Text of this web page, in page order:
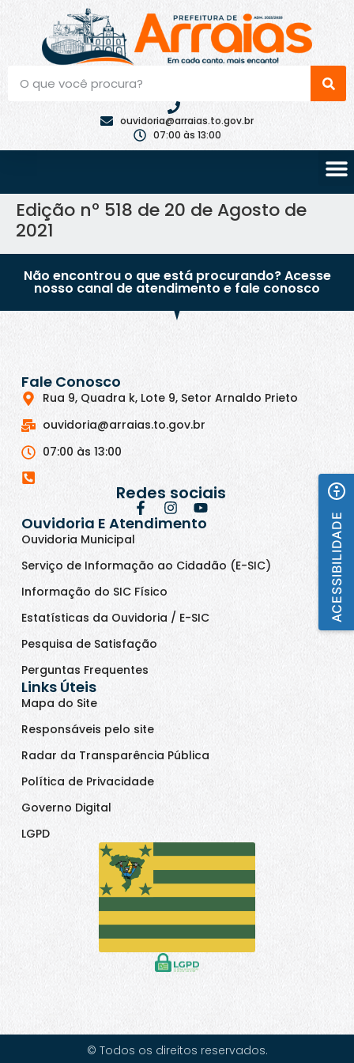
ouvidoria@arraias.to.gov.br
07:00 às 13:00
Edição nº 518 de 20 de Agosto de
2021
Não encontrou o que está procurando? Acesse
nosso canal de atendimento e fale conosco
Fale Conosco
Rua 9, Quadra k, Lote 9, Setor Arnaldo Prieto
ouvidoria@arraias.to.gov.br
07:00 às 13:00
Redes sociais
Ouvidoria E Atendimento
Ouvidoria Municipal
Serviço de Informação ao Cidadão (E-SIC)
Informação do SIC Físico
Estatísticas da Ouvidoria / E-SIC
Pesquisa de Satisfação
Perguntas Frequentes
Links Úteis
Mapa do Site
Responsáveis pelo site
Radar da Transparência Pública
Política de Privacidade
Governo Digital
LGPD
© Todos os direitos reservados.
ACESSIBILIDADE